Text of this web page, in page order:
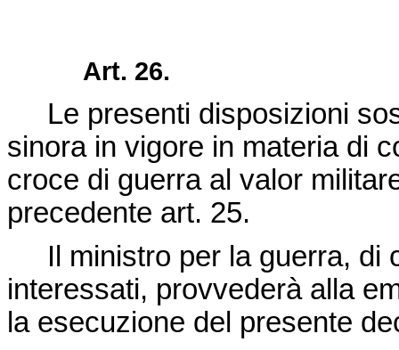
Art. 26.
Le presenti disposizioni
sinora in vigore in materia di
croce di guerra al valor
precedente art. 25.
Il ministro per la guerra, di
interessati, provvederà alla
la esecuzione del presente